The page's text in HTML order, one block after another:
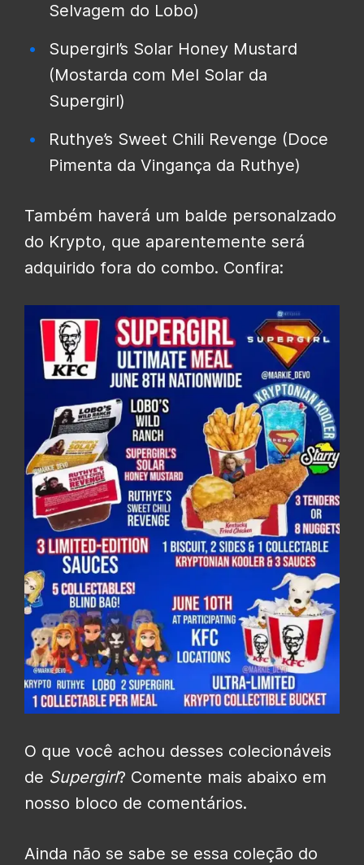
Selvagem do Lobo)
Supergirl’s Solar Honey Mustard
(Mostarda com Mel Solar da
Supergirl)
Ruthye’s Sweet Chili Revenge (Doce
Pimenta da Vingança da Ruthye)
Também haverá um balde personalzado
do Krypto, que aparentemente será
adquirido fora do combo. Confira:
O que você achou desses colecionáveis
de Supergirl? Comente mais abaixo em
nosso bloco de comentários.
Ainda não se sabe se essa coleção do